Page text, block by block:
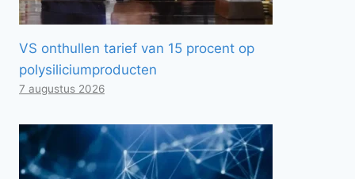
VS onthullen tarief van 15 procent op
polysiliciumproducten
7 augustus 2026